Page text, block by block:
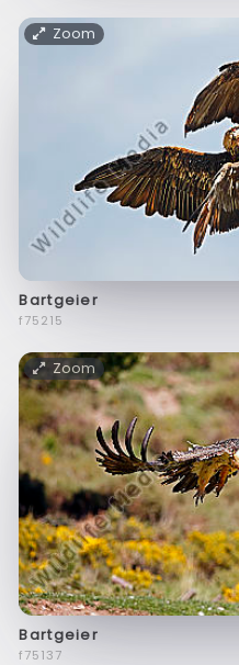
Zoom
Bartgeier
f75215
Zoom
Bartgeier
f75137